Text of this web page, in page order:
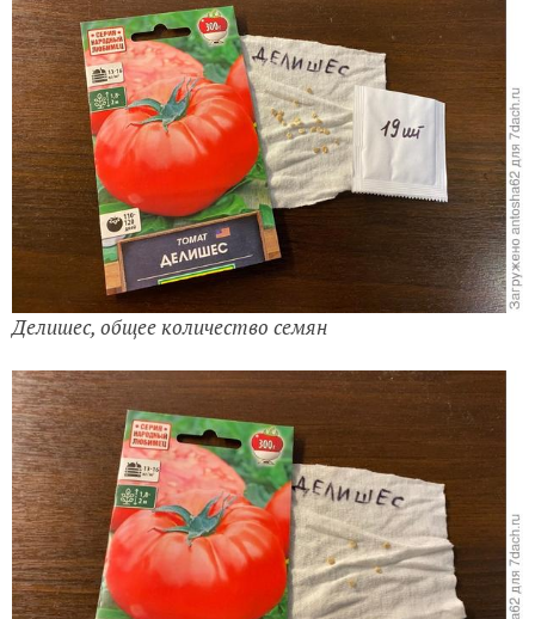
Делишес, общее количество семян